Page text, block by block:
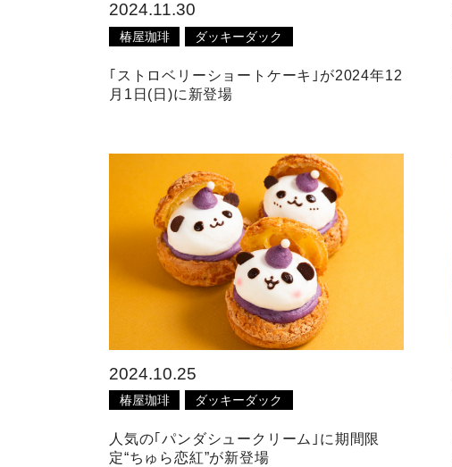
2024.11.30
椿屋珈琲 ダッキーダック
｢ストロベリーショートケーキ｣が2024年12
月1日(日)に新登場
2024.10.25
椿屋珈琲 ダッキーダック
人気の｢パンダシュークリーム｣に期間限
定“ちゅら恋紅”が新登場